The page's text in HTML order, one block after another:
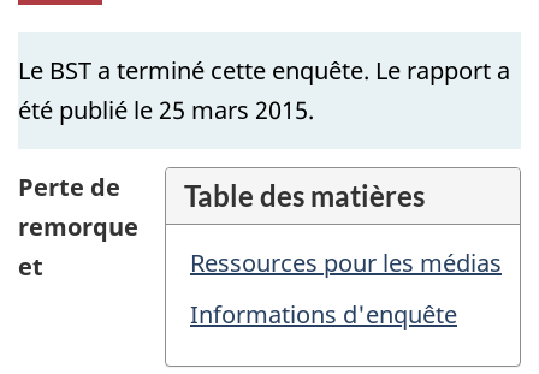
Le BST a terminé cette enquête. Le rapport a
été publié le 25 mars 2015.
Table des matières
Ressources pour les médias
Informations d'enquête
Perte de
remorque
et